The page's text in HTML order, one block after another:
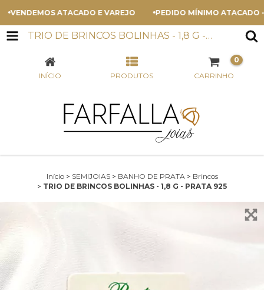
ATACADO E VAREJO PEDIDO MÍNIMO ATACADO -
TRIO DE BRINCOS BOLINHAS - 1,8 G - PRATA 925
INÍCIO PRODUTOS CARRINHO
0
Início > SEMIJOIAS > BANHO DE PRATA > Brincos
> TRIO DE BRINCOS BOLINHAS - 1,8 G - PRATA 925